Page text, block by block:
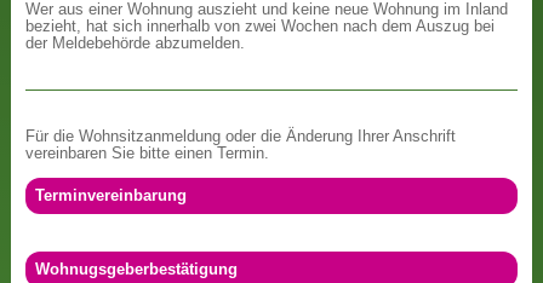
Wer aus einer Wohnung auszieht und keine neue Wohnung im Inland
bezieht, hat sich innerhalb von zwei Wochen nach dem Auszug bei
der Meldebehörde abzumelden.
Für die Wohnsitzanmeldung oder die Änderung Ihrer Anschrift
vereinbaren Sie bitte einen Termin.
Terminvereinbarung
Wohnugsgeberbestätigung